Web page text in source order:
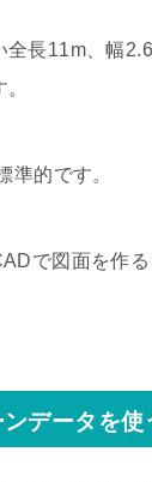
全長11m、幅
準的です。
で図面を作
データを使